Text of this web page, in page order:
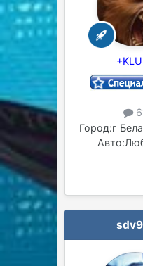
Город:г
Авто: